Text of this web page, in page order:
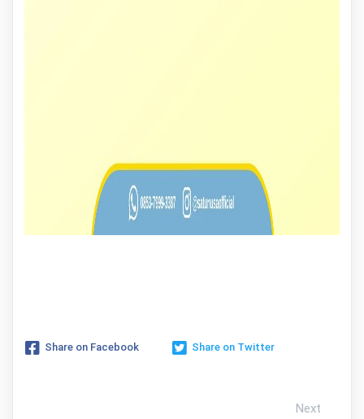
Share on Facebook Share on Twitter
Next